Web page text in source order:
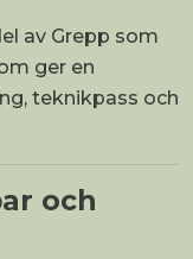
av Grepp som
ger en
teknikpass och
och